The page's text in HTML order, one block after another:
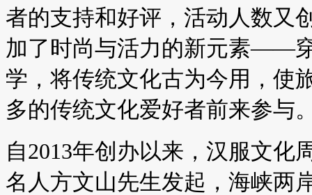
者的支持和好评，活动人数又
加了时尚与活力的新元素——
学，将传统文化古为今用，使
多的传统文化爱好者前来参与
自2013年创办以来，汉服文化
名人方文山先生发起，海峡两